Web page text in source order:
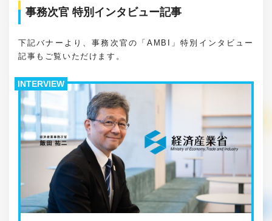
事務次官 特別インタビュー記事
下記バナーより、事務次官の「AMBI」特別インタビュー
記事もご覧いただけます。
INTERVIEW